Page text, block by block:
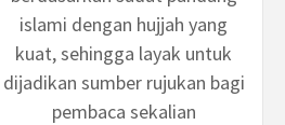
islami dengan hujjah yang
kuat, sehingga layak untuk
dijadikan sumber rujukan bagi
pembaca sekalian